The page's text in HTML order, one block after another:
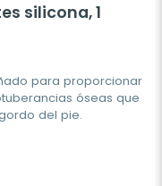
silicona, 1
para proporcionar
óseas que
del pie.